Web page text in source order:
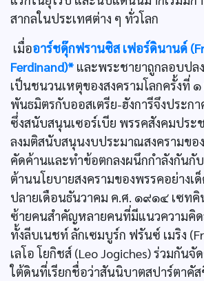
สากลในประเทศต่าง ๆ ทั่วโลก
เมื่ออาร์ชดุ๊กฟรานซิส เฟอร์ดินานด์
Ferdinand)* และพระชายาถูกลอบปล
เป็นชนวนเหตุของสงครามโลกครั้งที่
พันธมิตรกับออสเตรีย-ฮังการีจึงประก
ซึ่งสนับสนุนเซอร์เบีย พรรคสังคมประ
ลงมติสนับสนุนงบประมาณสงครามขอ
คัดค้านและทำข้อตกลงผนึกกำลังกันกั
ต้านนโยบายสงครามของพรรคอย่างเ
ปลายเดือนธันวาคม ค.ศ. ๑๙๑๔ เซท
ซ้ายคนสำคัญหลายคนที่มีแนวความคิ
ทั้งลีบเนชท์ ลักเซมบูร์ก ฟรันซ์ เมริง
เลโอ โยกิชส์ (Leo Jogiches) ร่วมกัน
ใต้ดินที่เรียกชื่อว่าสันนิบาตสปาร์ตาคั